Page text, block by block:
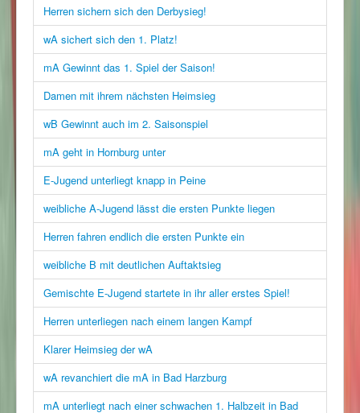
Herren sichern sich den Derbysieg!
wA sichert sich den 1. Platz!
mA Gewinnt das 1. Spiel der Saison!
Damen mit ihrem nächsten Heimsieg
wB Gewinnt auch im 2. Saisonspiel
mA geht in Hornburg unter
E-Jugend unterliegt knapp in Peine
weibliche A-Jugend lässt die ersten Punkte liegen
Herren fahren endlich die ersten Punkte ein
weibliche B mit deutlichen Auftaktsieg
Gemischte E-Jugend startete in ihr aller erstes Spiel!
Herren unterliegen nach einem langen Kampf
Klarer Heimsieg der wA
wA revanchiert die mA in Bad Harzburg
mA unterliegt nach einer schwachen 1. Halbzeit in Bad